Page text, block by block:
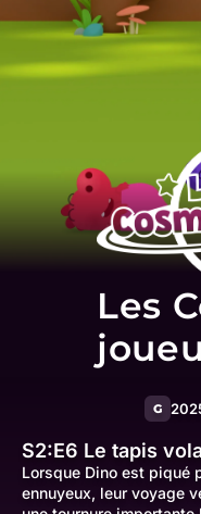
Les
G
S2:E6 Le tapis
Lorsque Dino est piqué
ennuyeux, leur voyage